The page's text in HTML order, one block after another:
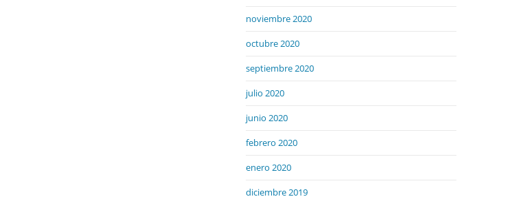
noviembre 2020
octubre 2020
septiembre 2020
julio 2020
junio 2020
febrero 2020
enero 2020
diciembre 2019